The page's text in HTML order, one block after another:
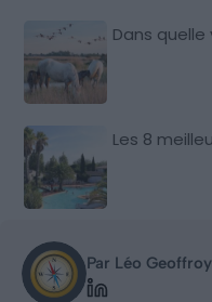
Dans
Les 8
Par Léo